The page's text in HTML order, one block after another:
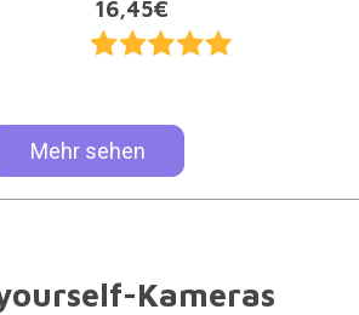
16,45€
Mehr sehen
Kameras